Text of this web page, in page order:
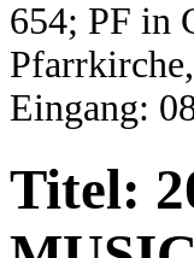
654; PF in
Eingang:
Titel: